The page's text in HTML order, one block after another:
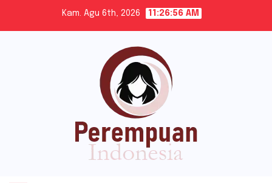
Kam. Agu 6th, 2026 11:26:57 AM